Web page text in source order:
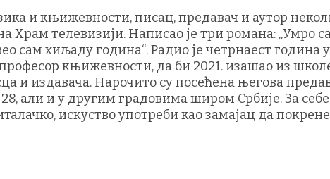
и књижевности, писац, предавач и аутор
Храм телевизији. Написао је три романа: „Умро
сам хиљаду година“. Радио је четрнаест година у
професор књижевности, да би 2021. изашао из
и издавача. Нарочито су посећена његова
али и у другим градовима широм Србије. За себе
искуство употреби као замајац да